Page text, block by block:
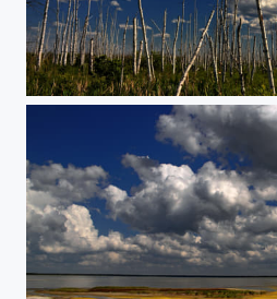
Birkenwald in Sibirien